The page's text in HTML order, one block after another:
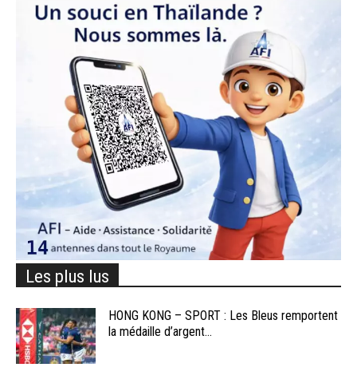
Les plus lus
HONG KONG – SPORT : Les Bleus remportent
la médaille d’argent...